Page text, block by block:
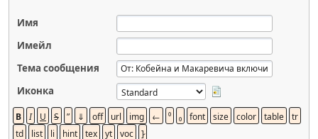
Имя
Имейл
Тема сообщения
Иконка